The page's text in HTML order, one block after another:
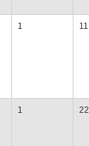
1 11
1 22